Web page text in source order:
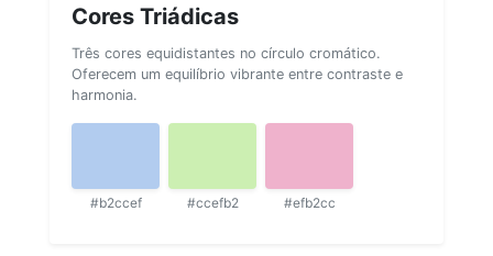
Cores Triádicas
Três cores equidistantes no círculo cromático.
Oferecem um equilíbrio vibrante entre contraste e
harmonia.
#b2ccef #ccefb2 #efb2cc